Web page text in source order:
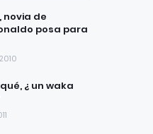
novia de
posa para
¿ un waka